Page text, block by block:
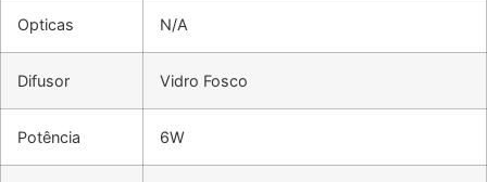
Opticas N/A
Difusor Vidro Fosco
Potência 6W